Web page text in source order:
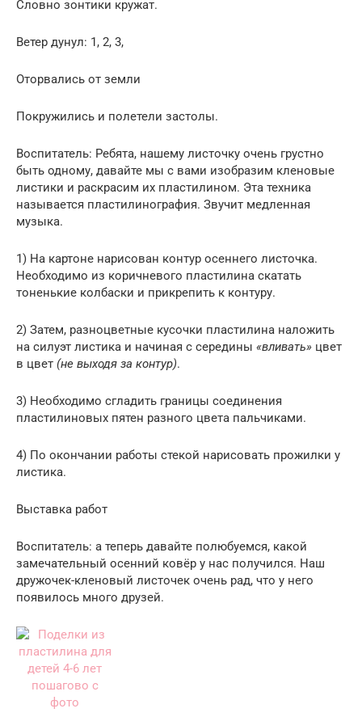
Словно зонтики кружат.
Ветер дунул: 1, 2, 3,
Оторвались от земли
Покружились и полетели застолы.
Воспитатель: Ребята, нашему листочку очень грустно
быть одному, давайте мы с вами изобразим кленовые
листики и раскрасим их пластилином. Эта техника
называется пластилинография. Звучит медленная
музыка.
1) На картоне нарисован контур осеннего листочка.
Необходимо из коричневого пластилина скатать
тоненькие колбаски и прикрепить к контуру.
2) Затем, разноцветные кусочки пластилина наложить
на силуэт листика и начиная с середины «вливать» цвет
в цвет (не выходя за контур).
3) Необходимо сгладить границы соединения
пластилиновых пятен разного цвета пальчиками.
4) По окончании работы стекой нарисовать прожилки у
листика.
Выставка работ
Воспитатель: а теперь давайте полюбуемся, какой
замечательный осенний ковёр у нас получился. Наш
дружочек-кленовый листочек очень рад, что у него
появилось много друзей.